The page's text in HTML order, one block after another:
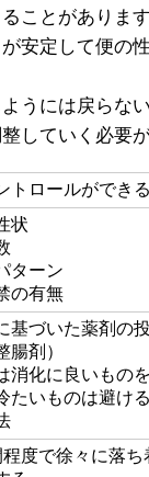
ことがありま
安定して便の
うには戻らな
していく必要が
トロールができる
状
ターン
の有無
基づいた薬剤の
腸剤）
消化に良いもの
たいものは避ける
程度で徐々に落